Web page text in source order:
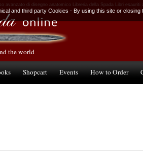
avanzato di disegno anatomico Libreria della Spada Libri
the world
Shopcart Events How to Order
and third party Cookies - By using this site or closing